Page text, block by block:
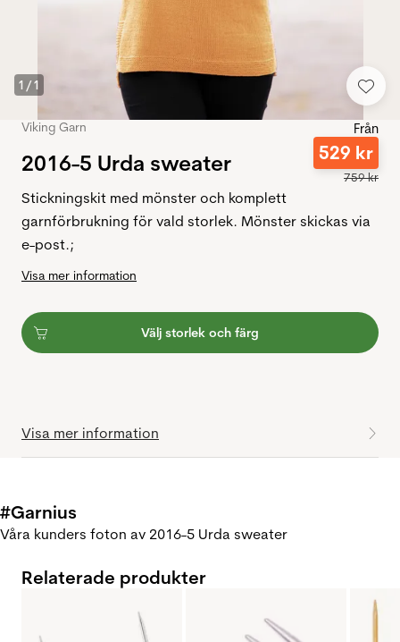
1 /1
Viking Garn
2016-5 Urda sweater
Från
529 kr
759kr
Stickningskit med mönster och komplett
garnförbrukning för vald storlek. Mönster skickas via
e-post.;
Visa mer information
Välj storlek och färg
Visa mer information
#Garnius
Våra kunders foton av 2016-5 Urda sweater
Relaterade produkter